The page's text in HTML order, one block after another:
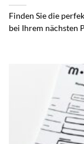
Finden Sie die
bei Ihrem nächsten